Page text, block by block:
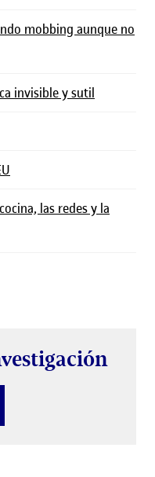
mobbing aunque no
invisible y sutil
las redes y la